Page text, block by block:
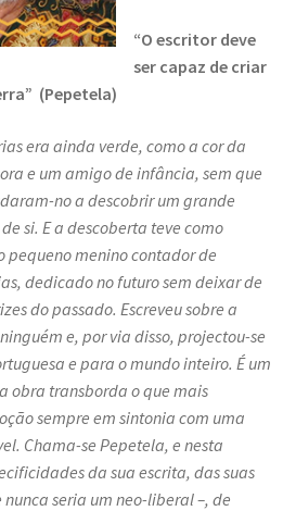
t
e
e
n
n
d
t
e
c
e
e
n
t
e
“O escritor deve
ser capaz de criar
(Pepetela)
era ainda verde, como a cor da
e um amigo de infância, sem que
no a descobrir um grande
si. E a descoberta teve como
pequeno menino contador de
dedicado no futuro sem deixar de
do passado. Escreveu sobre a
e, por via disso, projectou-se
e para o mundo inteiro. É um
obra transborda o que mais
sempre em sintonia com uma
Chama-se Pepetela, e nesta
da sua escrita, das suas
nunca seria um neo-liberal –, de